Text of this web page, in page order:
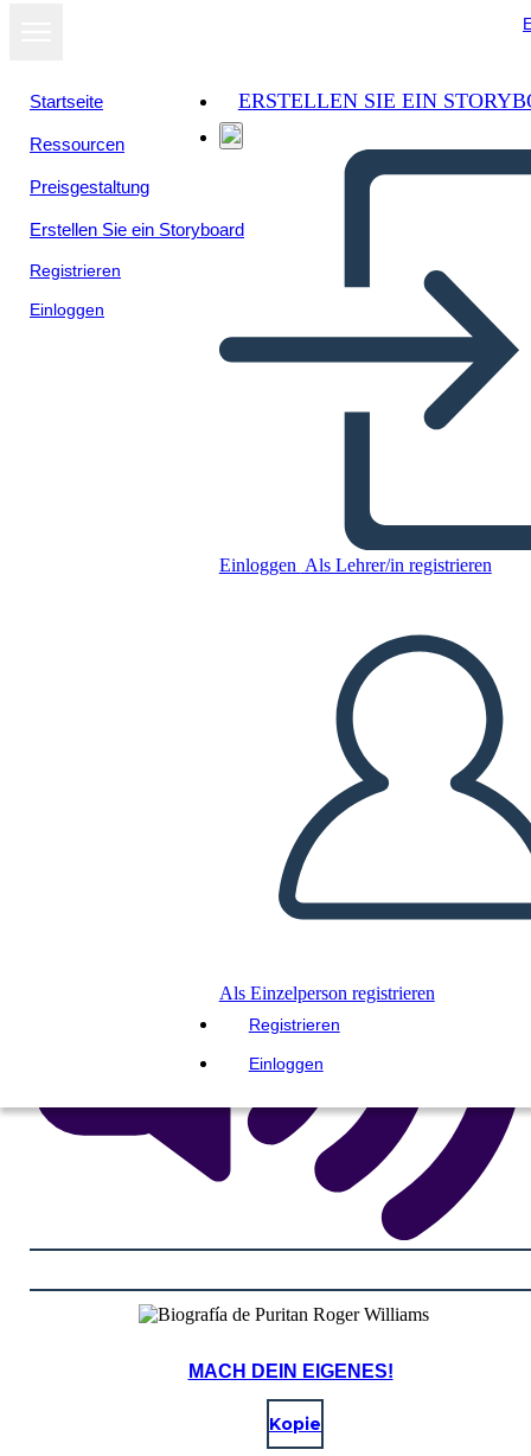
Startseite
Ressourcen
Preisgestaltung
Erstellen Sie ein Storyboard
Registrieren
Einloggen
ERSTELLEN SIE EIN
Einloggen Als Lehrer/in registrieren
Als Einzelperson registrieren
Registrieren
Einloggen
Williams
Kopieren Sie dieses Storyboard
ERSTELLEN SIE EIN STORYBOARD
DIASHOW ABSPIELEN
LIES MIR VOR
MACH DEIN EIGENES!
Kopie